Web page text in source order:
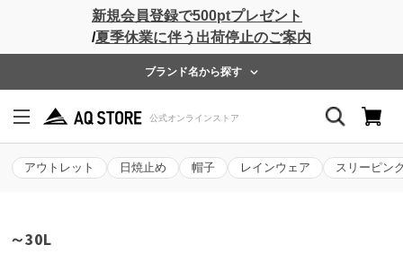
新規会員登録で500ptプレゼント
/夏季休業に伴う出荷停止のご案内
ブランド名から探す
アウトレット 日焼止め 帽子 レインウェア スリーピン
～30L